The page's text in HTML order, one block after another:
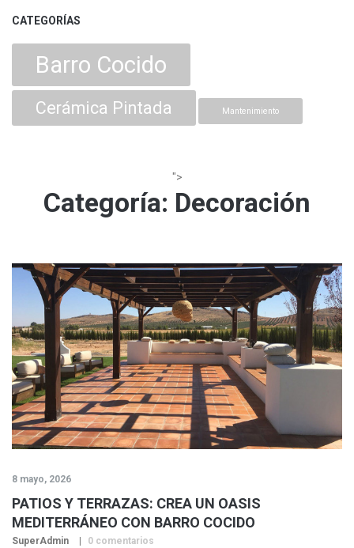
CATEGORÍAS
Barro Cocido
Cerámica Pintada Mantenimiento
">
Categoría: Decoración
8 mayo, 2026
PATIOS Y TERRAZAS: CREA UN OASIS
MEDITERRÁNEO CON BARRO COCIDO
SuperAdmin 0 comentarios